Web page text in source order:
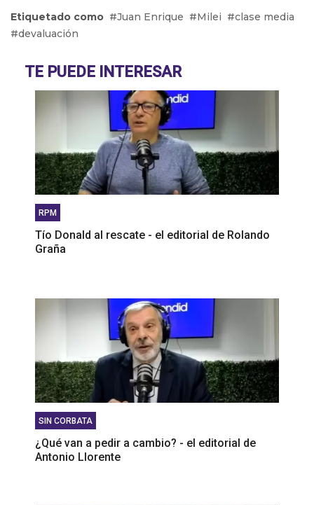
devaluación, solo hay que saber cuándo"
Raul Bittel: "Argentina ha sido la parte
Estados Unidos"
Bernardo Martin: “Mar del Plata está preparada a
full, con atracciones y grandes entretenimientos
en teatro y las playas”
Etiquetado como Juan Enrique Milei
clase media
devaluación
TE PUEDE INTERESAR
RPM
Tío Donald al rescate - el editorial de Rolando
Graña
SIN CORBATA
¿Qué van a pedir a cambio? - el editorial de
Antonio Llorente